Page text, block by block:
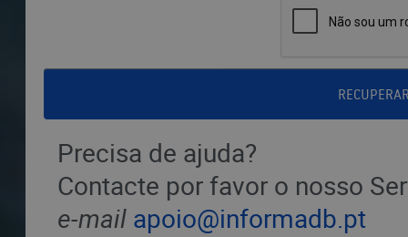
Precisa de ajuda?
Contacte por favor o nosso
e-mail apoio@informadb.pt